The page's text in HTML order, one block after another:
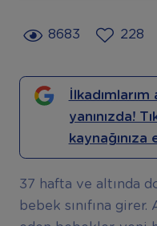
8683 228
yanınızda!
kaynağınıza
37 hafta ve altında
bebek sınıfına